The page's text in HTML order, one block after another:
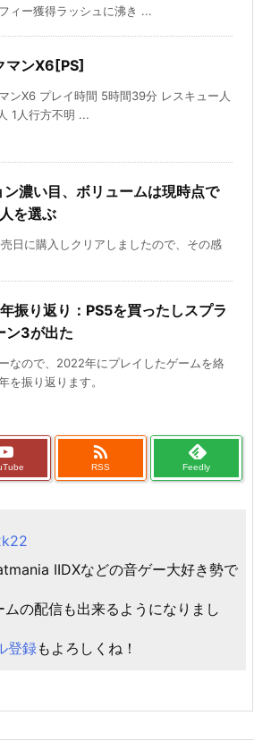
ィー獲得ラッシュに沸き ...
マンX6[PS]
ンX6 プレイ時間 5時間39分 レスキュー人
1人行方不明 ...
濃い目、ボリュームは現時点で
を選ぶ
日に購入しクリアしましたので、その感
振り返り：PS5を買ったしスプラ
ン3が出た
なので、2022年にプレイしたゲームを絡
を振り返ります。

RSS Feedly
IIDXなどの音ゲー大好き勢で
の配信も出来るようになりまし
登録もよろしくね！